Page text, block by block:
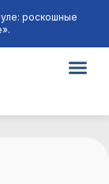
роскошные